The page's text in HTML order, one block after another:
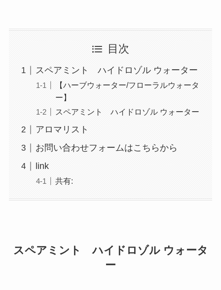
目次
スペアミント ハイドロゾル ウォーター
【ハーブウォーター/フローラルウォータ
ー】
スペアミント ハイドロゾル ウォーター
アロマリスト
お問い合わせフォームはこちらから
link
共有:
スペアミント ハイドロゾル ウォータ
ー